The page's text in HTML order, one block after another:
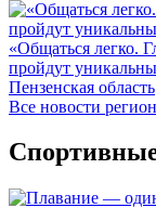
«Общаться легко.
пройдут
Пензенская область
Все новости